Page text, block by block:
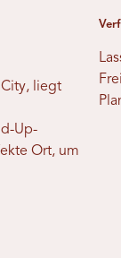
liegt
Up-
Ort, um